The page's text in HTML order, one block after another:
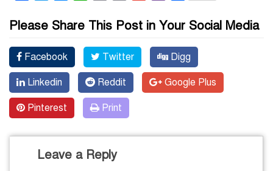
Please Share This Post in Your Social Media
Facebook Twitter Digg
Linkedin Reddit Google Plus
Pinterest Print
Leave a Reply